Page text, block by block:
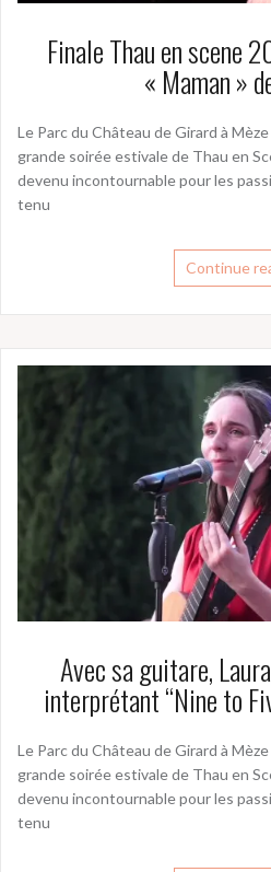
Finale Thau en scene
« Maman »
Le Parc du Château de Girard à
grande soirée estivale de Thau en
devenu incontournable pour les
tenu
Continue
Avec sa guitare,
interprétant “Nine to
Le Parc du Château de Girard à
grande soirée estivale de Thau en
devenu incontournable pour les
tenu